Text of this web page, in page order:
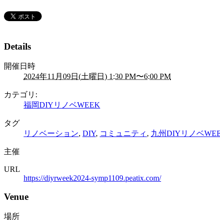
Details
開催日時
2024年11月09日(土曜日) 1:30 PM〜6:00 PM
カテゴリ:
福岡DIYリノベWEEK
タグ
リノベーション, DIY, コミュニティ , 九州DIYリノベ
主催
URL
https://diyrweek2024-symp1109.peatix.com/
Venue
場所